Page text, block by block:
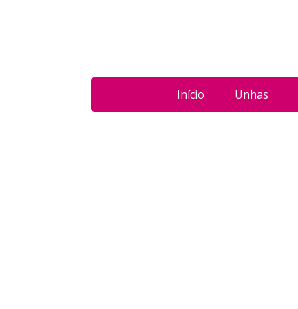
Início Unhas